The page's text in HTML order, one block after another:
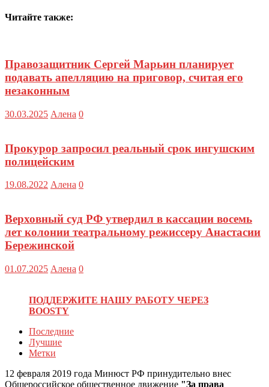
Читайте также:
Правозащитник Сергей Марьин планирует
подавать апелляцию на приговор, считая его
незаконным
30.03.2025 Алена 0
Прокурор запросил реальный срок ингушским
полицейским
19.08.2022 Алена 0
Верховный суд РФ утвердил в кассации восемь
лет колонии театральному режиссеру Анастасии
Бережинской
01.07.2025 Алена 0
ПОДДЕРЖИТЕ НАШУ РАБОТУ ЧЕРЕЗ
BOOSTY
Последние
Лучшие
Метки
12 февраля 2019 года Минюст РФ принудительно внес
Общероссийское общественное движение "За права